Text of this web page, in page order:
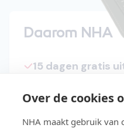
Over de cookies
NHA maakt gebruik van
Daarom NHA
15 dagen gratis